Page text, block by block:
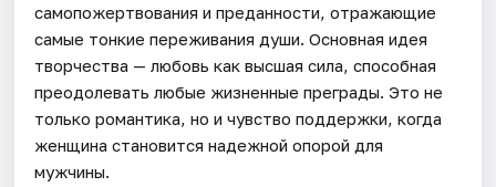
самопожертвования и преданности, отражающие
самые тонкие переживания души. Основная идея
творчества — любовь как высшая сила, способная
преодолевать любые жизненные преграды. Это не
только романтика, но и чувство поддержки, когда
женщина становится надежной опорой для
мужчины.